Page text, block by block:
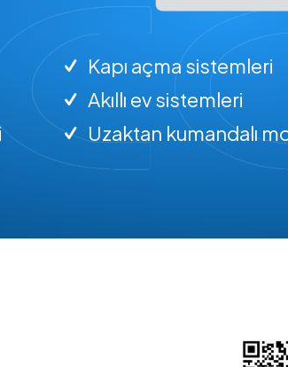
Kapı açma sistemleri
Akıllı ev sistemleri
Uzaktan kumandalı